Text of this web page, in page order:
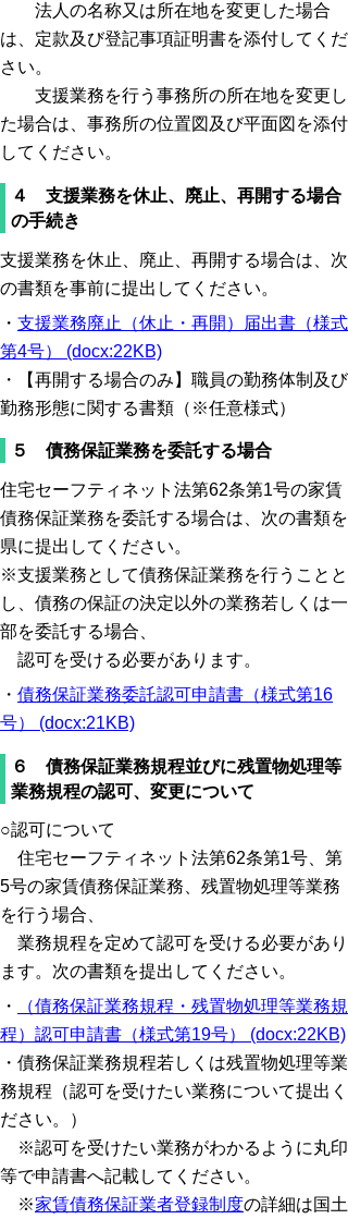
法人の名称又は所在地を変更した場合
は、定款及び登記事項証明書を添付してくだ
さい。
支援業務を行う事務所の所在地を変更し
た場合は、事務所の位置図及び平面図を添付
してください。
４ 支援業務を休止、廃止、再開する場合
の手続き
支援業務を休止、廃止、再開する場合は、次
の書類を事前に提出してください。
・ 支援業務廃止（休止・再開）届出書（様式
第4号） (docx:22KB)
・【再開する場合のみ】職員の勤務体制及び
勤務形態に関する書類（※任意様式）
５ 債務保証業務を委託する場合
住宅セーフティネット法第62条第1号の家賃
債務保証業務を委託する場合は、次の書類を
県に提出してください。
※支援業務として債務保証業務を行うことと
し、債務の保証の決定以外の業務若しくは一
部を委託する場合、
認可を受ける必要があります。
・ 債務保証業務委託認可申請書（様式第16
号） (docx:21KB)
６ 債務保証業務規程並びに残置物処理等
業務規程の認可、変更について
○認可について
住宅セーフティネット法第62条第1号、第
5号の家賃債務保証業務、残置物処理等業務
を行う場合、
業務規程を定めて認可を受ける必要があり
ます。次の書類を提出してください。
・
（債務保証業務規程・残置物処理等業務規
程）認可申請書（様式第19号） (docx:22KB)
・債務保証業務規程若しくは残置物処理等業
務規程（認可を受けたい業務について提出く
ださい。）
※認可を受けたい業務がわかるように丸印
等で申請書へ記載してください。
※家賃債務保証業者登録制度の詳細は国土